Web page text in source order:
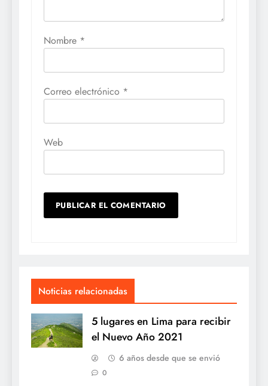
Nombre *
Correo electrónico *
Web
Noticias relacionadas
5 lugares en Lima para recibir
el Nuevo Año 2021
6 años desde que se envió
0